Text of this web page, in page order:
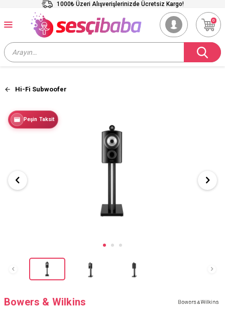
1000₺ Üzeri Alışverişlerinizde Ücretsiz Kargo!
0
Hi-Fi Subwoofer
Peşin Taksit
Bowers & Wilkins